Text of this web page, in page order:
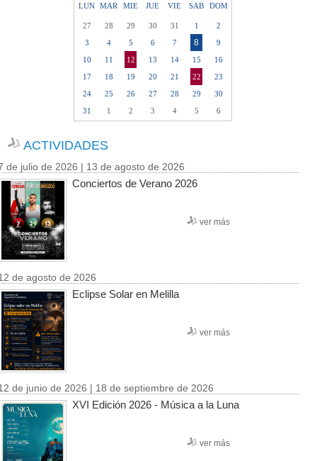
LUN MAR MIE JUE VIE SAB DOM
27 28 29 30 31 1
2
3
4 5 6 7 8
9
10
11 12 13 14 15
16
17
18 19 20 21 22
23
24
25 26 27 28 29
30
31
1 2 3 4 5 6
ACTIVIDADES
de julio de 2026 | 13 de agosto de 2026
Conciertos de Verano 2026
ver más
de agosto de 2026
Eclipse Solar en Melilla
ver más
de junio de 2026 | 18 de septiembre de 2026
XVI Edición 2026 - Música a la Luna
ver más